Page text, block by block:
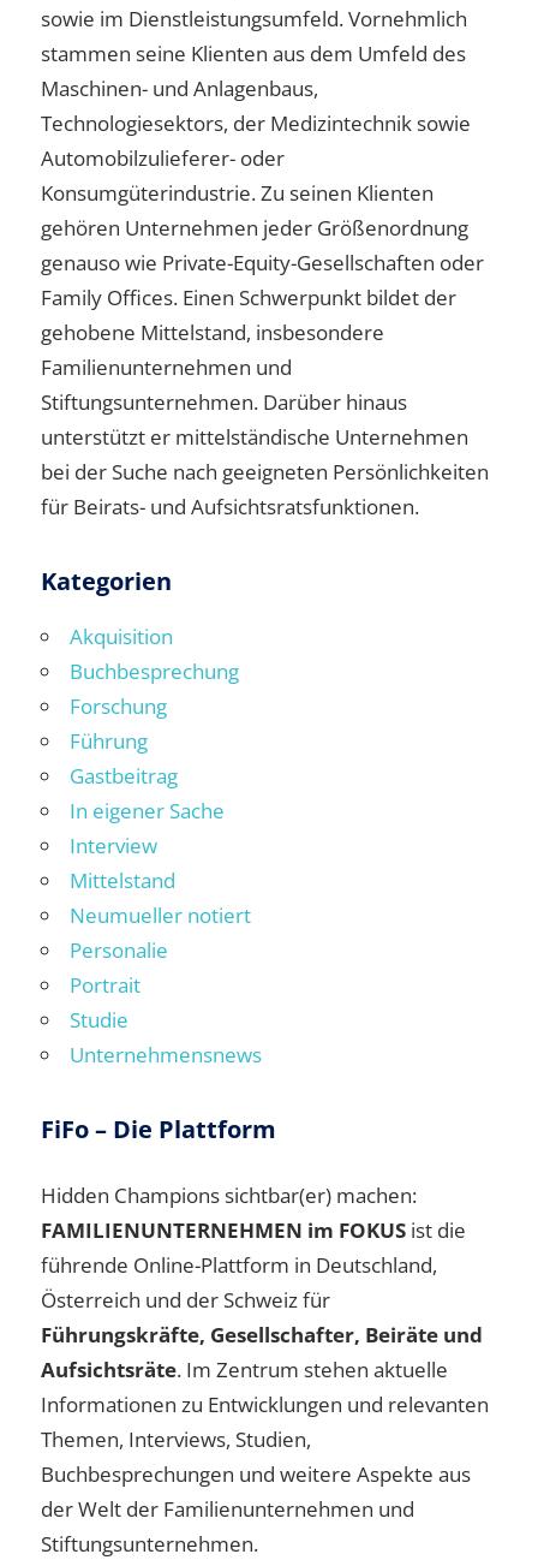
sowie im Dienstleistungsumfeld. Vornehmlich
stammen seine Klienten aus dem Umfeld des
Maschinen- und Anlagenbaus,
Technologiesektors, der Medizintechnik sowie
Automobilzulieferer- oder
Konsumgüterindustrie. Zu seinen Klienten
gehören Unternehmen jeder Größenordnung
genauso wie Private-Equity-Gesellschaften oder
Family Offices. Einen Schwerpunkt bildet der
gehobene Mittelstand, insbesondere
Familienunternehmen und
Stiftungsunternehmen. Darüber hinaus
unterstützt er mittelständische Unternehmen
bei der Suche nach geeigneten Persönlichkeiten
für Beirats- und Aufsichtsratsfunktionen.
Kategorien
Akquisition
Buchbesprechung
Forschung
Führung
Gastbeitrag
In eigener Sache
Interview
Mittelstand
Neumueller notiert
Personalie
Portrait
Studie
Unternehmensnews
FiFo – Die Plattform
Hidden Champions sichtbar(er) machen:
FAMILIENUNTERNEHMEN im FOKUS ist die
führende Online-Plattform in Deutschland,
Österreich und der Schweiz für
Führungskräfte, Gesellschafter, Beiräte und
Aufsichtsräte. Im Zentrum stehen aktuelle
Informationen zu Entwicklungen und relevanten
Themen, Interviews, Studien,
Buchbesprechungen und weitere Aspekte aus
der Welt der Familienunternehmen und
Stiftungsunternehmen.